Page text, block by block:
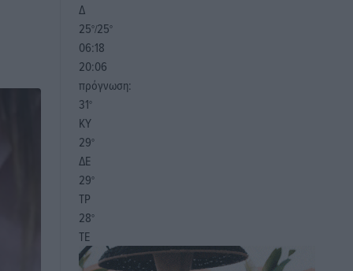
Δ
25°/25°
06:18
20:06
πρόγνωση:
31°
ΚΥ
29°
ΔΕ
29°
ΤΡ
28°
ΤΕ